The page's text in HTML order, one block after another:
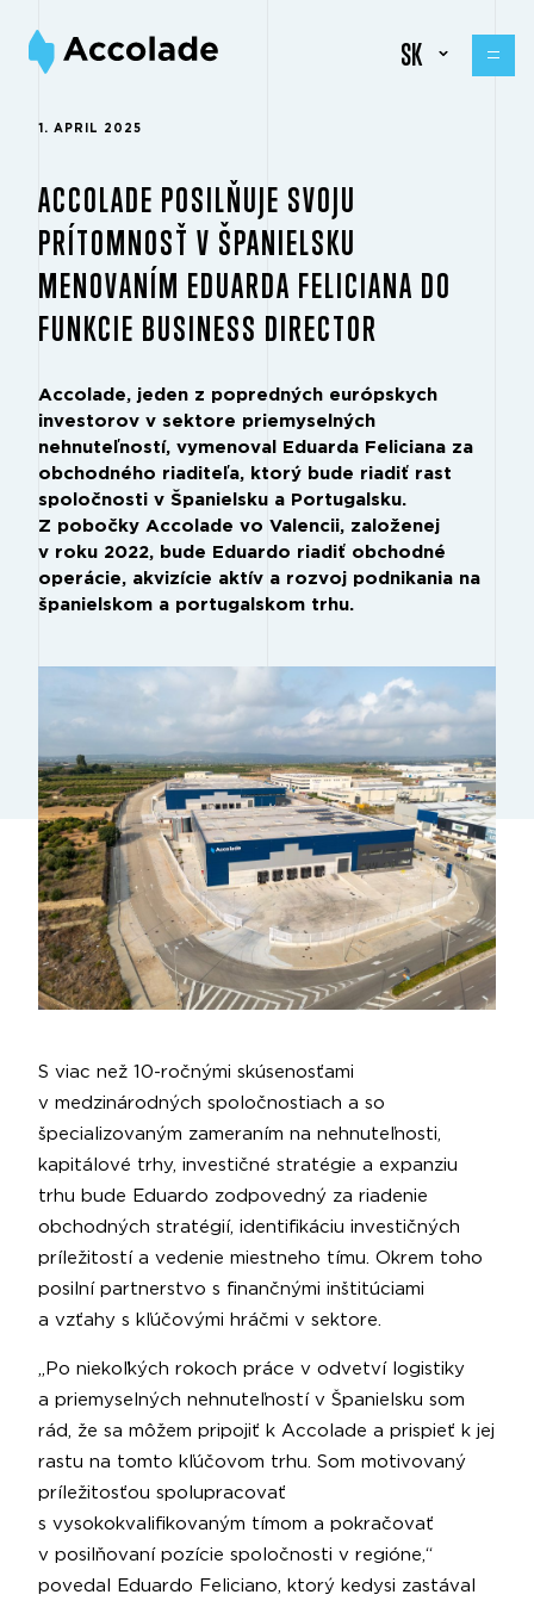
SK
1. APRIL 2025
ACCOLADE POSILŇUJE SVOJU
PRÍTOMNOSŤ V ŠPANIELSKU
MENOVANÍM EDUARDA FELICIANA DO
FUNKCIE BUSINESS DIRECTOR
Accolade, jeden z popredných európskych
investorov v sektore priemyselných
nehnuteľností, vymenoval Eduarda Feliciana za
obchodného riaditeľa, ktorý bude riadiť rast
spoločnosti v Španielsku a Portugalsku.
Z pobočky Accolade vo Valencii, založenej
v roku 2022, bude Eduardo riadiť obchodné
operácie, akvizície aktív a rozvoj podnikania na
španielskom a portugalskom trhu.
S viac než 10-ročnými skúsenosťami
v medzinárodných spoločnostiach a so
špecializovaným zameraním na nehnuteľnosti,
kapitálové trhy, investičné stratégie a expanziu
trhu bude Eduardo zodpovedný za riadenie
obchodných stratégií, identifikáciu investičných
príležitostí a vedenie miestneho tímu. Okrem toho
posilní partnerstvo s finančnými inštitúciami
a vzťahy s kľúčovými hráčmi v sektore.
„Po niekoľkých rokoch práce v odvetví logistiky
a priemyselných nehnuteľností v Španielsku som
rád, že sa môžem pripojiť k Accolade a prispieť k jej
rastu na tomto kľúčovom trhu. Som motivovaný
príležitosťou spolupracovať
s vysokokvalifikovaným tímom a pokračovať
v posilňovaní pozície spoločnosti v regióne,“
povedal Eduardo Feliciano, ktorý kedysi zastával